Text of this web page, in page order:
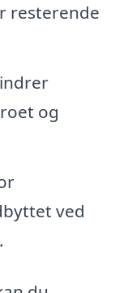
resterende
og
ved